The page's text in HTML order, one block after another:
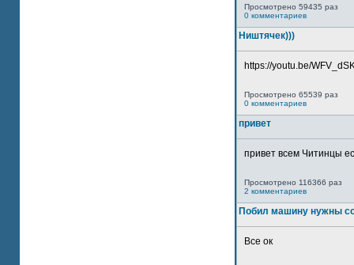
Просмотрено 59435 раз
0 комментариев
Ништячек)))
https://youtu.be/
Просмотрено 65539 раз
0 комментариев
привет
привет всем Читинцы
Просмотрено 116366 раз
2 комментариев
Побил машину нужны
Все ок